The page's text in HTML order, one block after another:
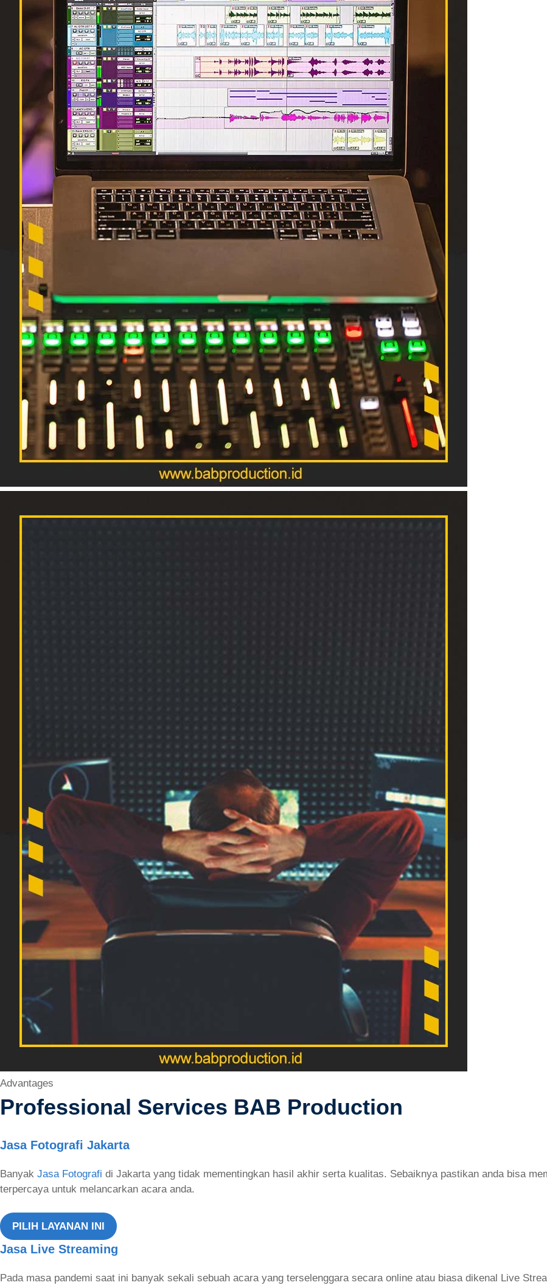
Advantages
Professional Services BAB Production
Jasa Fotografi Jakarta
Banyak Jasa Fotografi di Jakarta yang tidak mementingkan hasil akhir serta kualitas. Sebaiknya pastikan anda bisa
terpercaya untuk melancarkan acara anda.
PILIH LAYANAN INI
Jasa Live Streaming
Pada masa pandemi saat ini banyak sekali sebuah acara yang terselenggara secara online atau biasa dikenal Live